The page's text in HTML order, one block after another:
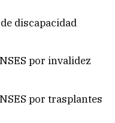
discapacidad
por invalidez
por trasplantes